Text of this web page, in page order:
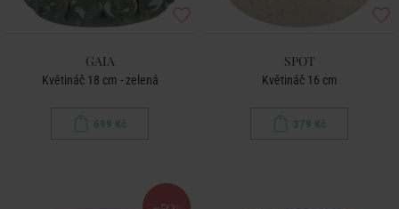
GAIA
Květináč 18 cm - zelená
699 Kč
SPOT
Květináč 16 cm
379 Kč